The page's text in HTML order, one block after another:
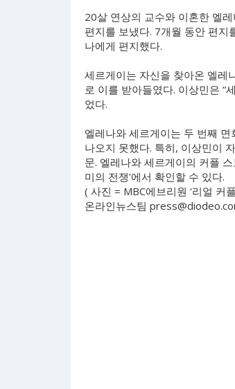
20살 연상의 교수와 이혼한 엘
편지를 보냈다. 7개월 동안 편지
나에게 편지했다.
세르게이는 자신을 찾아온 엘레
로 이를 받아들였다. 이상민은 “
었다.
엘레나와 세르게이는 두 번째
나오지 못했다. 특히, 이상민이
문. 엘레나와 세르게이의 커플
미의 전쟁’에서 확인할 수 있다.
( 사진 = MBC에브리원 ‘리얼 커
온라인뉴스팀